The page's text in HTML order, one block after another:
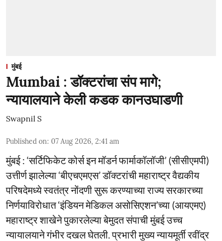
मुंबई
Mumbai : डॉक्टरांचा संप मागे;
न्यायालयाने केली कडक कानउघाडणी
Swapnil S
Published on: 07 Aug 2026, 2:41 am
मुंबई : ‘सर्टिफिकेट कोर्स इन मॉडर्न फार्माकॉलॉजी’ (सीसीएमपी)
उत्तीर्ण झालेल्या ‘बीएचएमएस’ डॉक्टरांची महाराष्ट्र वैद्यकीय
परिषदेमध्ये स्वतंत्र नोंदणी सुरू करण्याच्या राज्य सरकारच्या
निर्णयाविरोधात ‘इंडियन मेडिकल असोसिएशन’च्या (आयएमए)
महाराष्ट्र शाखेने पुकारलेल्या बेमुदत संपाची मुंबई उच्च
न्यायालयाने गंभीर दखल घेतली. प्रभारी मुख्य न्यायमूर्ती रवींद्र